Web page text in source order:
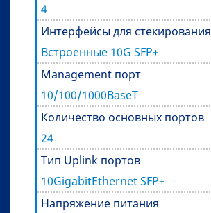
4
Интерфейсы для стекирования
Встроенные 10G SFP+
Management порт
10/100/1000BaseT
Количество основных портов
24
Тип Uplink портов
10GigabitEthernet SFP+
Напряжение питания